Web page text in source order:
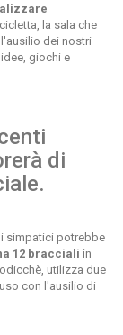
la sala che
dei nostri
giochi e
di
simpatici potrebbe
12 bracciali in
utilizza due
con l'ausilio di